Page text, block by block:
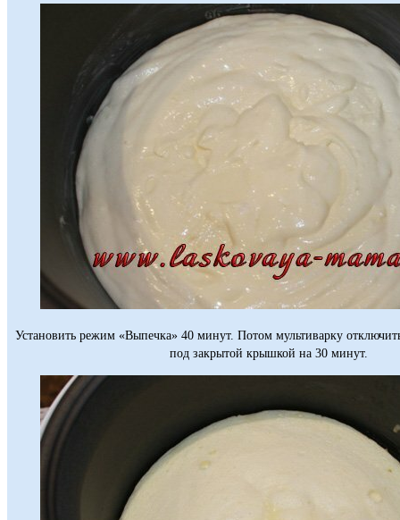
Установить режим «Выпечка» 40 минут. Потом мультиварку
под закрытой крышкой на 30 минут.